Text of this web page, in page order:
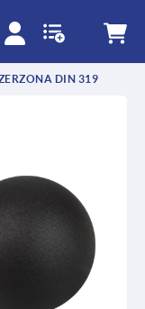
DIN 319